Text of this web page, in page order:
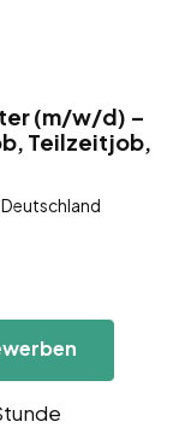
(m/w/d) –
Teilzeitjob,